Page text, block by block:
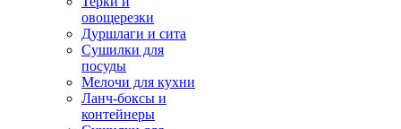
овощерезки
Дуршлаги и сита
Сушилки для
посуды
Мелочи для кухни
Ланч-боксы и
контейнеры